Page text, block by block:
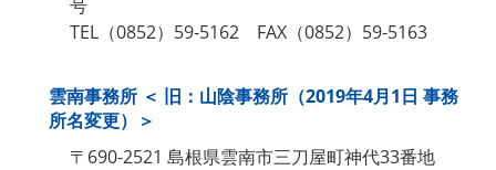
号
TEL（0852）59‐5162 FAX（0852）59‐5163
雲南事務所 ＜ 旧：山陰事務所（2019年4月1日 事務
所名変更）＞
〒690‐2521 島根県雲南市三刀屋町神代33番地